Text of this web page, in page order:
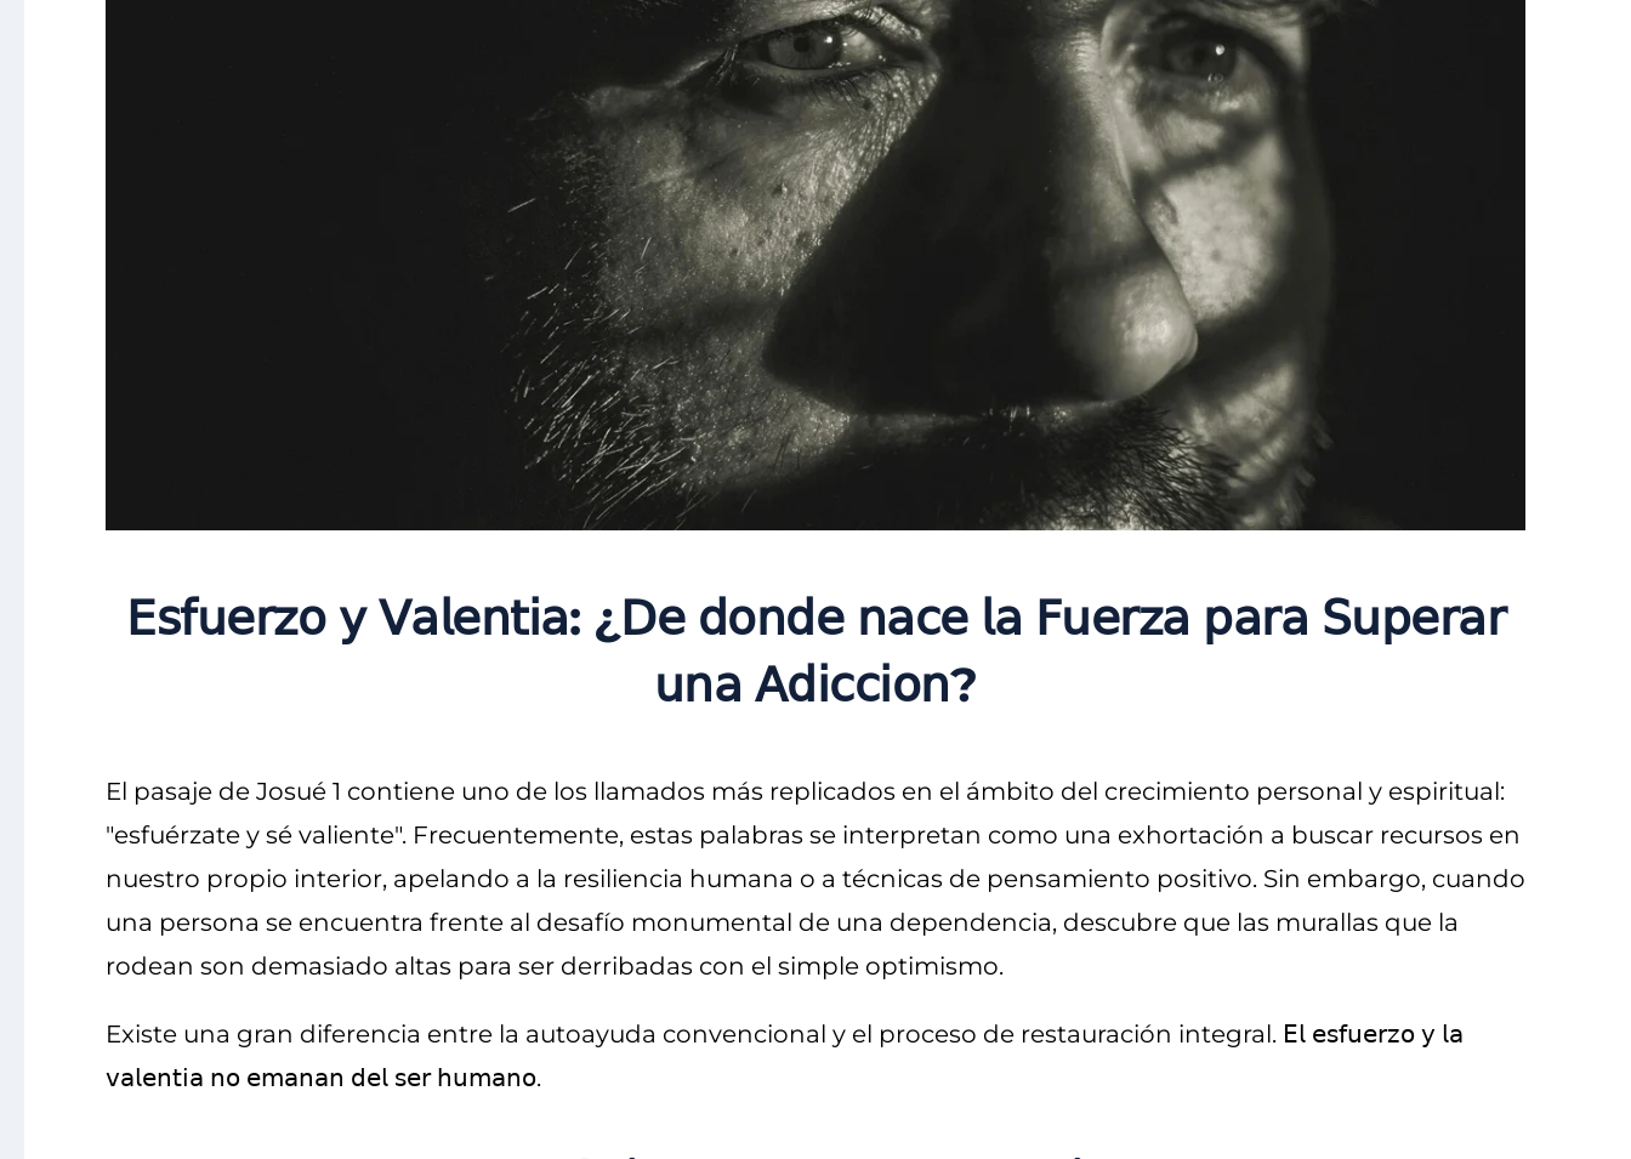
𝖤𝗌𝖿𝗎𝖾𝗋𝗓𝗈 𝗒 𝖵𝖺𝗅𝖾𝗇𝗍𝗂𝖺: ¿𝖣𝖾 𝖽𝗈𝗇𝖽𝖾 𝗇𝖺𝖼𝖾 𝗅𝖺 𝖥𝗎𝖾𝗋𝗓𝖺 𝗉𝖺𝗋𝖺 𝖲𝗎𝗉𝖾𝗋𝖺𝗋
𝗎𝗇𝖺 𝖠𝖽𝗂𝖼𝖼𝗂𝗈𝗇?
El pasaje de Josué 1 contiene uno de los llamados más replicados en el ámbito del crecimiento personal y espiritual:
"esfuérzate y sé valiente". Frecuentemente, estas palabras se interpretan como una exhortación a buscar recursos en
nuestro propio interior, apelando a la resiliencia humana o a técnicas de pensamiento positivo. Sin embargo, cuando
una persona se encuentra frente al desafío monumental de una dependencia, descubre que las murallas que la
rodean son demasiado altas para ser derribadas con el simple optimismo.
Existe una gran diferencia entre la autoayuda convencional y el proceso de restauración integral. 𝖤𝗅 𝖾𝗌𝖿𝗎𝖾𝗋𝗓𝗈 𝗒 𝗅𝖺
𝗏𝖺𝗅𝖾𝗇𝗍𝗂𝖺 𝗇𝗈 𝖾𝗆𝖺𝗇𝖺𝗇 𝖽𝖾𝗅 𝗌𝖾𝗋 𝗁𝗎𝗆𝖺𝗇𝗈.